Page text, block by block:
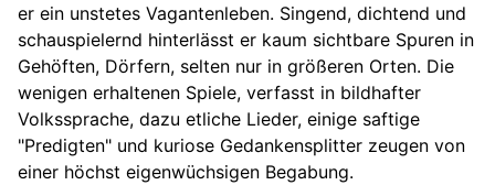
er ein unstetes Vagantenleben. Singend, dichtend und
schauspielernd hinterlässt er kaum sichtbare Spuren in
Gehöften, Dörfern, selten nur in größeren Orten. Die
wenigen erhaltenen Spiele, verfasst in bildhafter
Volkssprache, dazu etliche Lieder, einige saftige
"Predigten" und kuriose Gedankensplitter zeugen von
einer höchst eigenwüchsigen Begabung.